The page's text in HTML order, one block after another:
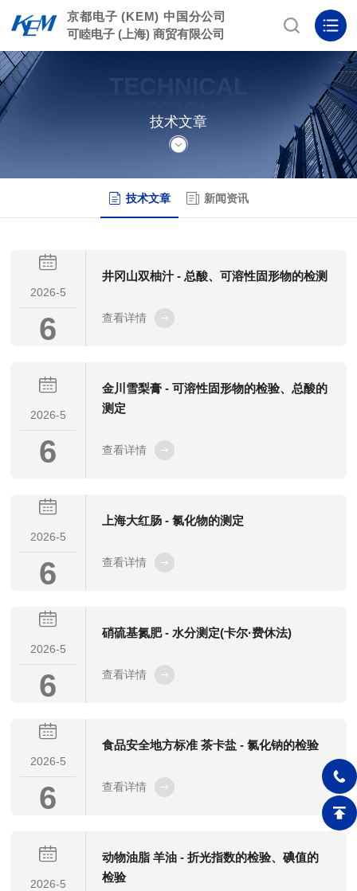
京都电子 (KEM) 中国分公司
可睦电子 (上海) 商贸有限公司
ARTICLE
技术文章
技术文章 新闻资讯
2026-5
6
井冈山双柚汁 - 总酸、可溶性固形物的检测
查看详情
2026-5
6
金川雪梨膏 - 可溶性固形物的检验、总酸的
测定
查看详情
2026-5
6
上海大红肠 - 氯化物的测定
查看详情
2026-5
6
硝硫基氮肥 - 水分测定(卡尔·费休法)
查看详情
2026-5
6
食品安全地方标准 茶卡盐 - 氯化钠的检验
查看详情
2026-5
动物油脂 羊油 - 折光指数的检验、碘值的
检验